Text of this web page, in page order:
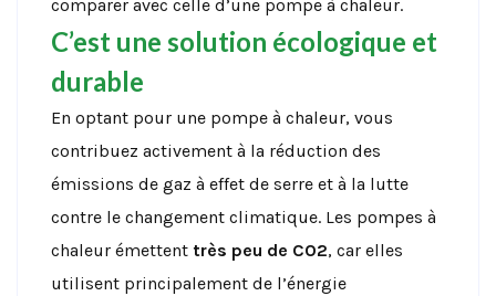
comparer avec celle d’une pompe à chaleur.
C’est une solution écologique et
durable
En optant pour une pompe à chaleur, vous
contribuez activement à la réduction des
émissions de gaz à effet de serre et à la lutte
contre le changement climatique. Les pompes à
chaleur émettent très peu de CO2, car elles
utilisent principalement de l’énergie